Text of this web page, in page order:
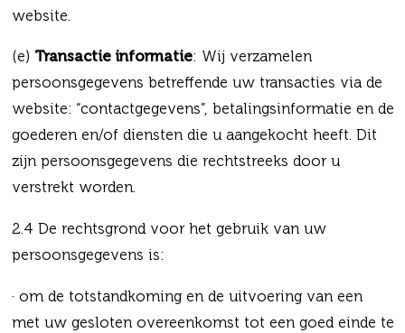
website.
(e) Transactie informatie: Wij verzamelen
persoonsgegevens betreffende uw transacties via de
website: “contactgegevens”, betalingsinformatie en de
goederen en/of diensten die u aangekocht heeft. Dit
zijn persoonsgegevens die rechtstreeks door u
verstrekt worden.
2.4 De rechtsgrond voor het gebruik van uw
persoonsgegevens is:
· om de totstandkoming en de uitvoering van een
met uw gesloten overeenkomst tot een goed einde te